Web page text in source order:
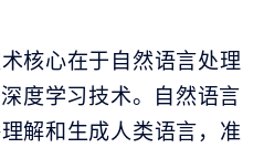
核心在于自然语言处理
度学习技术。自然语言
解和生成人类语言，准